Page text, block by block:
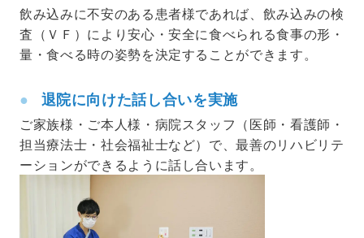
飲み込みに不安のある患者様であれば、飲み込みの検
査（ＶＦ）により安心・安全に食べられる食事の形・
量・食べる時の姿勢を決定することができます。
退院に向けた話し合いを実施
ご家族様・ご本人様・病院スタッフ（医師・看護師・
担当療法士・社会福祉士など）で、最善のリハビリテ
ーションができるように話し合います。